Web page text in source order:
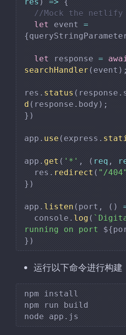
//Mock the netlify
let event =
{
let response =
searchHandler(event)
res.status(response.
d(response.body);
})
app.use(express.
app.get('*', (req,
  res
.redirect("/
})
app.listen(port, ()
  console
.log(`
running on port ${
})
运行以下命令进行构建
npm install
npm run build